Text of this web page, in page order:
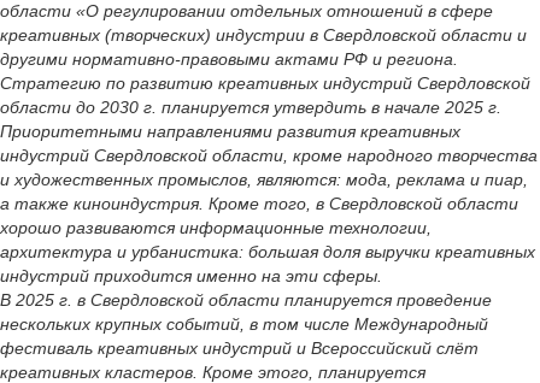
области «О регулировании отдельных отношений в сфере
креативных (творческих) индустрии в Свердловской области и
другими нормативно-правовыми актами РФ и региона.
Стратегию по развитию креативных индустрий Свердловской
области до 2030 г. планируется утвердить в начале 2025 г.
Приоритетными направлениями развития креативных
индустрий Свердловской области, кроме народного творчества
и художественных промыслов, являются: мода, реклама и пиар,
а также киноиндустрия. Кроме того, в Свердловской области
хорошо развиваются информационные технологии,
архитектура и урбанистика: большая доля выручки креативных
индустрий приходится именно на эти сферы.
В 2025 г. в Свердловской области планируется проведение
нескольких крупных событий, в том числе Международный
фестиваль креативных индустрий и Всероссийский слёт
креативных кластеров. Кроме этого, планируется